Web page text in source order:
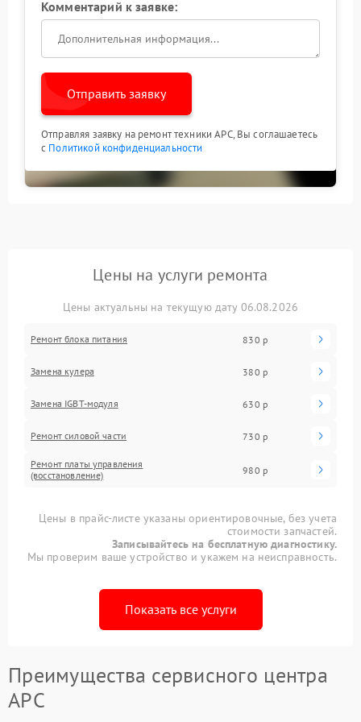
Комментарий к заявке:
Отправить заявку
Отправляя заявку на ремонт техники APC, Вы соглашаетесь
с Политикой конфиденциальности
Цены на услуги ремонта
Цены актуальны на текущую дату 06.08.2026
Ремонт блока питания 830 р
Замена кулера 380 р
Замена IGBT-модуля 630 р
Ремонт силовой части 730 р
Ремонт платы управления
(восстановление)
980 р
Цены в прайс-листе указаны ориентировочные, без учета
стоимости запчастей.
Записывайтесь на бесплатную диагностику.
Мы проверим ваше устройство и укажем на неисправность.
Показать все услуги
Преимущества сервисного центра
APC